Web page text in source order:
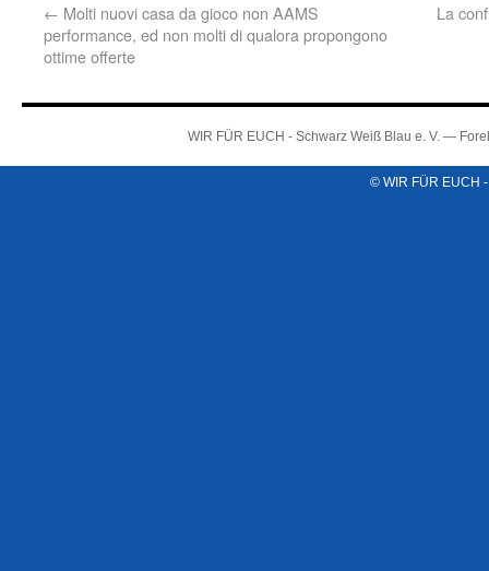
← Molti nuovi casa da gioco non AAMS
performance, ed non molti di qualora propongono
ottime offerte
La
WIR FÜR EUCH - Schwarz Weiß Blau e. V. —
© WIR FÜR EUCH